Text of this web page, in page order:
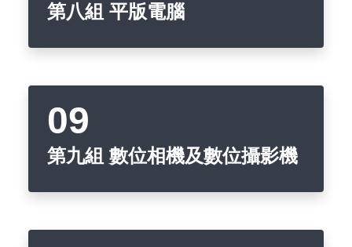
第八組 平版電腦
第九組 數位相機及數位攝影機